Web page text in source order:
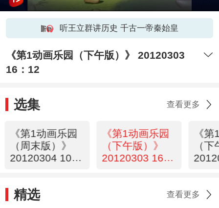
听王立群讲历史 千古一帝秦始皇
《第1动画乐园（下午版）》 20120303
16：12
选集 查看更多
《第1动画乐园
（周末版）》
20120304 10：
《第1动画乐园
（下午版）》
20120303 16：
《
（
精选 查看更多